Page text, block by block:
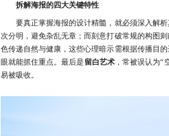
拆解海报的四大关键特性
要真正掌握海报的设计精髓，就必须深入解析
次分明，避免杂乱无章；而刻意打破常规的构图
色传递自然与健康，这些心理暗示需根据传播目
眼就能抓住重点。最后是 留白艺术，常被误认为“
易被吸收。